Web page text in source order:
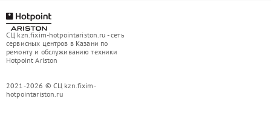
СЦ kzn.fixim-hotpointariston.ru - сеть
сервисных центров в Казани по
ремонту и обслуживанию техники
Hotpoint Ariston
2021-2026 © СЦ kzn.fixim-
hotpointariston.ru